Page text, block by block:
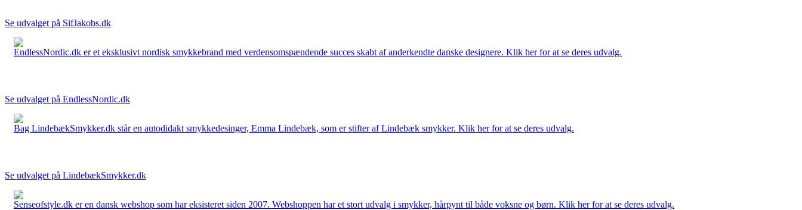
Se udvalget på SifJakobs.dk
EndlessNordic.dk er et eksklusivt nordisk smykkebrand med verdensomspændende succes skabt af anderkendte danske designere. Klik her for at se deres udvalg.
Se udvalget på EndlessNordic.dk
Bag LindebækSmykker.dk står en autodidakt smykkedesinger, Emma Lindebæk, som er stifter af Lindebæk smykker. Klik her for at se deres udvalg.
Se udvalget på LindebækSmykker.dk
Senseofstyle.dk er en dansk webshop som har eksisteret siden 2007. Webshoppen har et stort udvalg i smykker, hårpynt til både voksne og børn. Klik her for at se deres udvalg.